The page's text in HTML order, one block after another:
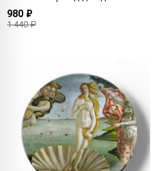
980 ₽
1 440 ₽